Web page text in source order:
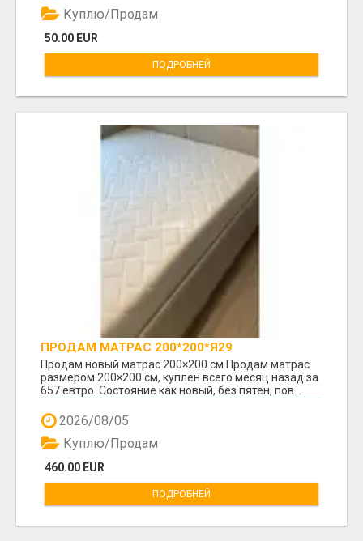
50.00 EUR
Куплю/Продам
ПОДРОБНЕЙ
ПРОДАМ МАТРАС 200*200*Я29
Продам новый матрас 200×200 см Продам матрас
размером 200×200 см, куплен всего месяц назад за
657 евтро. Состояние как новый, без пятен, пов...
2026/08/05
460.00 EUR
Куплю/Продам
ПОДРОБНЕЙ